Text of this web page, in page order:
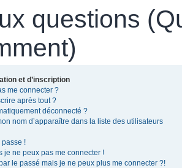
questions
et d’inscription
me connecter ?
après tout ?
déconnecté ?
nom d’apparaître dans la liste des utilisateurs
passe !
je ne peux pas me connecter !
le passé mais je ne peux plus me connecter ?!